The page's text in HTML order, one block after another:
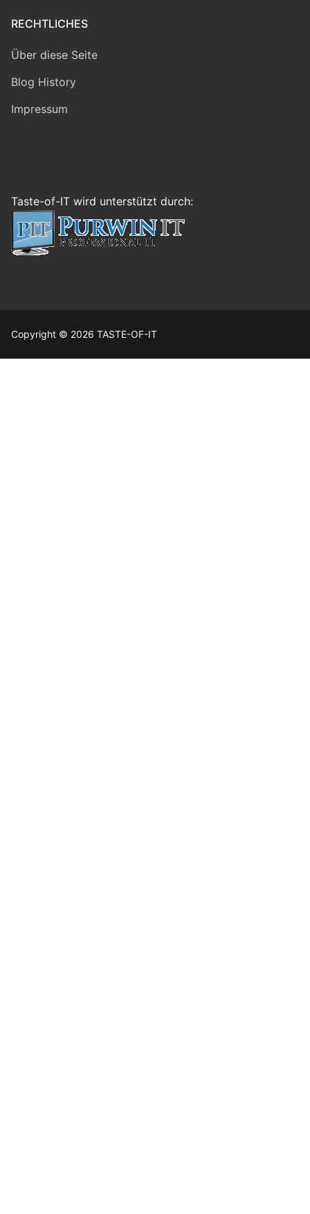
RECHTLICHES
Über diese Seite
Blog History
Impressum
Taste-of-IT wird unterstützt durch:
Copyright © 2026 TASTE-OF-IT